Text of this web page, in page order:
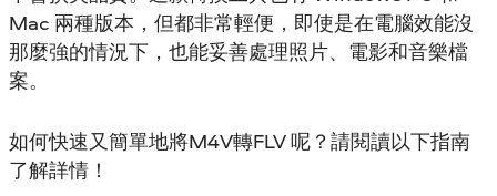
Mac 兩種版本，但都非常輕便，即使是在電腦效能沒
那麼強的情況下，也能妥善處理照片、電影和音樂檔
案。
如何快速又簡單地將M4V轉FLV 呢？請閱讀以下指南
了解詳情！